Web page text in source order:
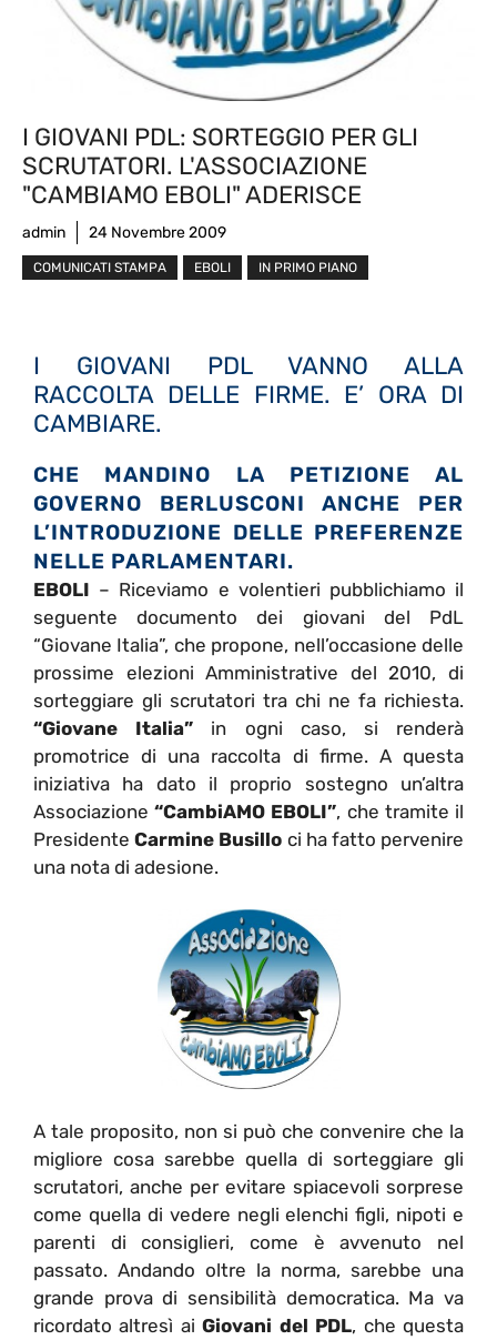
I GIOVANI PDL: SORTEGGIO PER GLI
SCRUTATORI. L'ASSOCIAZIONE
"CAMBIAMO EBOLI" ADERISCE
admin 24 Novembre 2009
COMUNICATI STAMPA EBOLI IN PRIMO PIANO
I GIOVANI PDL VANNO ALLA
RACCOLTA DELLE FIRME. E’ ORA DI
CAMBIARE.
CHE MANDINO LA PETIZIONE AL
GOVERNO BERLUSCONI ANCHE PER
L’INTRODUZIONE DELLE PREFERENZE
NELLE PARLAMENTARI.
EBOLI – Riceviamo e volentieri pubblichiamo il
seguente documento dei giovani del PdL
“Giovane Italia”, che propone, nell’occasione delle
prossime elezioni Amministrative del 2010, di
sorteggiare gli scrutatori tra chi ne fa richiesta.
“Giovane Italia” in ogni caso, si renderà
promotrice di una raccolta di firme. A questa
iniziativa ha dato il proprio sostegno un’altra
Associazione“CambiAMO EBOLI”, che tramite il
PresidenteCarmine Busillo ci ha fatto pervenire
una nota di adesione.
A tale proposito, non si può che convenire che la
migliore cosa sarebbe quella di sorteggiare gli
scrutatori, anche per evitare spiacevoli sorprese
come quella di vedere negli elenchi figli, nipoti e
parenti di consiglieri, come è avvenuto nel
passato. Andando oltre la norma, sarebbe una
grande prova di sensibilità democratica. Ma va
ricordato altresì aiGiovani del PDL, che questa